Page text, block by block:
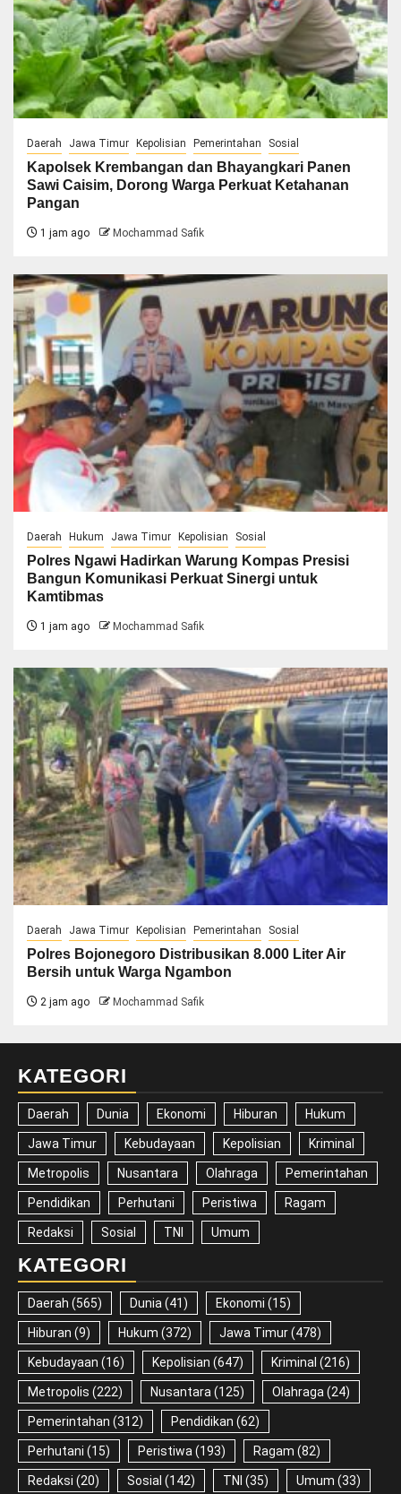
Daerah Jawa Timur Kepolisian Pemerintahan Sosial
Kapolsek Krembangan dan Bhayangkari Panen
Sawi Caisim, Dorong Warga Perkuat Ketahanan
Pangan
1 jam ago Mochammad Safik
Daerah Hukum Jawa Timur Kepolisian Sosial
Polres Ngawi Hadirkan Warung Kompas Presisi
Bangun Komunikasi Perkuat Sinergi untuk
Kamtibmas
1 jam ago Mochammad Safik
Daerah Jawa Timur Kepolisian Pemerintahan Sosial
Polres Bojonegoro Distribusikan 8.000 Liter Air
Bersih untuk Warga Ngambon
2 jam ago Mochammad Safik
KATEGORI
Daerah Dunia Ekonomi Hiburan Hukum
Jawa Timur Kebudayaan Kepolisian Kriminal
Metropolis Nusantara Olahraga Pemerintahan
Pendidikan Perhutani Peristiwa Ragam
Redaksi Sosial TNI Umum
KATEGORI
Daerah (565) Dunia (41) Ekonomi (15)
Hiburan (9) Hukum (372) Jawa Timur(478)
Kebudayaan (16) Kepolisian (647) Kriminal (216)
Metropolis (222) Nusantara (125) Olahraga (24)
Pemerintahan (312) Pendidikan (62)
Perhutani (15) Peristiwa (193) Ragam (82)
Redaksi (20) Sosial (142) TNI (35) Umum (33)